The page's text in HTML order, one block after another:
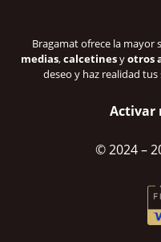
Bragamat ofrece la mayor
medias,calcetinesyotros
deseo y haz realidad
Activar
© 2024–